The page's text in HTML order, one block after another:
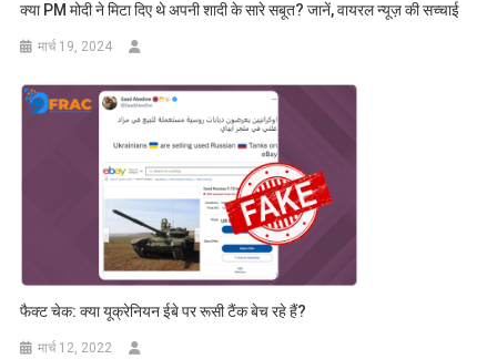
क्या PM मोदी ने मिटा दिए थे अपनी शादी के सारे सबूत? जानें, वायरल न्यूज़ की सच्चाई
मार्च 19, 2024
फैक्ट चेक: क्या यूक्रेनियन ईबे पर रूसी टैंक बेच रहे हैं?
मार्च 12, 2022